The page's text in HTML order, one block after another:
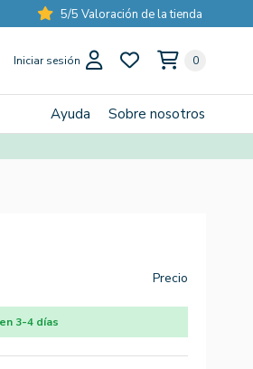
5/5 Valoración de la tienda
Iniciar sesión 0
Ayuda Sobre nosotros
Precio
3-4 días